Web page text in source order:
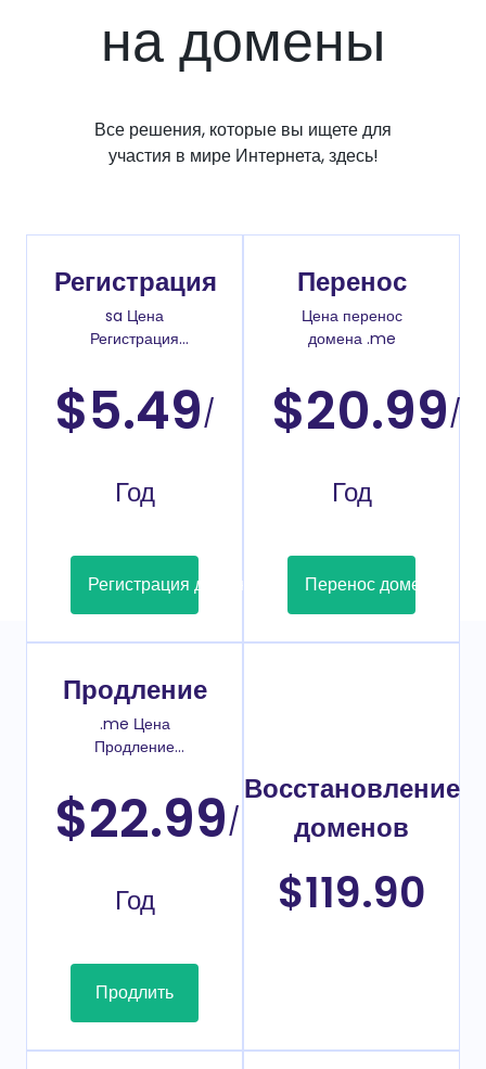
на домены
Все решения, которые вы ищете для
участия в мире Интернета, здесь!
Регистрация
sa Цена
Регистрация
$5.49/
Год
Регистрация домена
Перенос
Цена перенос
домена .me
$20.99/
Год
Перенос домена
Продление
.me Цена
Продление
$22.99/
Год
Продлить
Восстановление
доменов
$119.90